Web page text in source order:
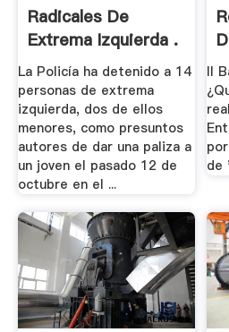
Radicales De
Extrema Izquierda .
La Policía ha detenido a 14
personas de extrema
izquierda, dos de ellos
menores, como presuntos
autores de dar una paliza a
un joven el pasado 12 de
octubre en el ...
Il
de